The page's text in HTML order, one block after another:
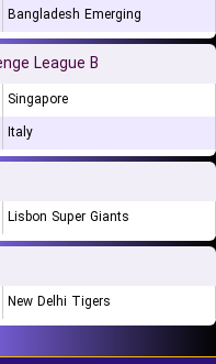
Bangladesh Emerging
League B
Singapore
Italy
Lisbon Super Giants
New Delhi Tigers